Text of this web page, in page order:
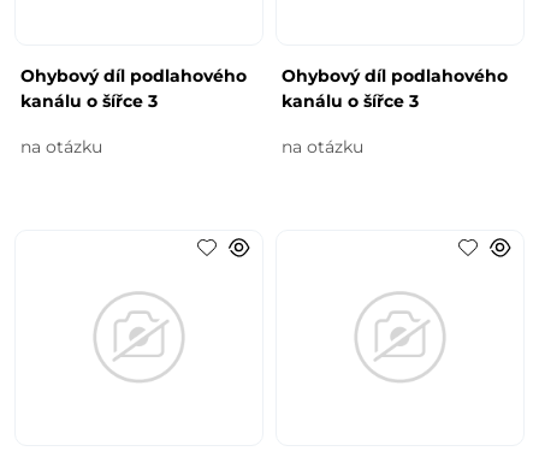
Ohybový díl podlahového
kanálu o šířce 3
na otázku
Ohybový díl podlahového
kanálu o šířce 3
na otázku